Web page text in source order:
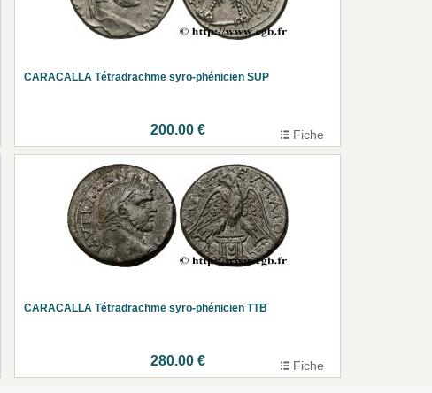
CARACALLA Tétradrachme syro-phénicien SUP
200.00 € Fiche
CARACALLA Tétradrachme syro-phénicien TTB
280.00 € Fiche